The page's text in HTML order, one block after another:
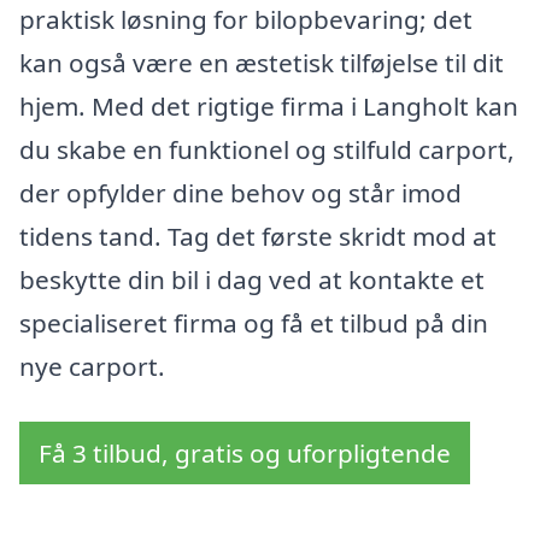
praktisk løsning for bilopbevaring; det
kan også være en æstetisk tilføjelse til dit
hjem. Med det rigtige firma i Langholt kan
du skabe en funktionel og stilfuld carport,
der opfylder dine behov og står imod
tidens tand. Tag det første skridt mod at
beskytte din bil i dag ved at kontakte et
specialiseret firma og få et tilbud på din
nye carport.
Få 3 tilbud, gratis og uforpligtende